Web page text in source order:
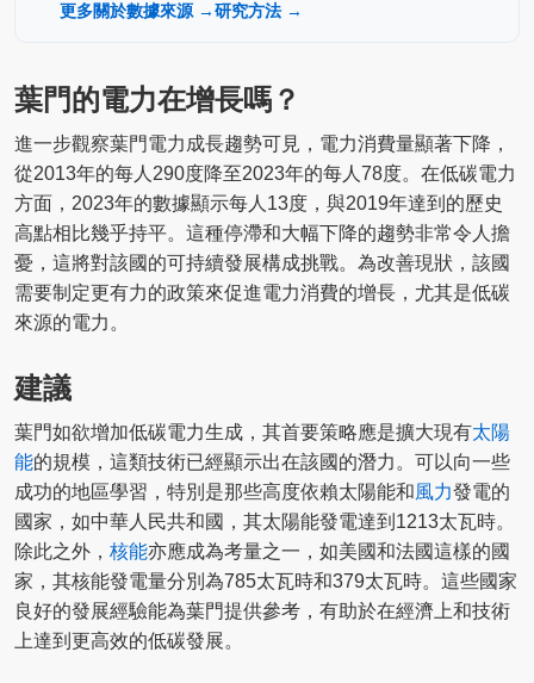
更多關於數據來源 →研究方法 →
葉門的電力在增長嗎？
進一步觀察葉門電力成長趨勢可見，電力消費量顯著下降，
從2013年的每人290度降至2023年的每人78度。在低碳電力
方面，2023年的數據顯示每人13度，與2019年達到的歷史
高點相比幾乎持平。這種停滯和大幅下降的趨勢非常令人擔
憂，這將對該國的可持續發展構成挑戰。為改善現狀，該國
需要制定更有力的政策來促進電力消費的增長，尤其是低碳
來源的電力。
建議
葉門如欲增加低碳電力生成，其首要策略應是擴大現有太陽
能的規模，這類技術已經顯示出在該國的潛力。可以向一些
成功的地區學習，特別是那些高度依賴太陽能和風力發電的
國家，如中華人民共和國，其太陽能發電達到1213太瓦時。
除此之外， 核能亦應成為考量之一，如美國和法國這樣的國
家，其核能發電量分別為785太瓦時和379太瓦時。這些國家
良好的發展經驗能為葉門提供參考，有助於在經濟上和技術
上達到更高效的低碳發展。